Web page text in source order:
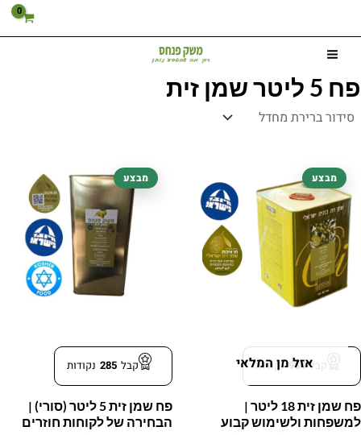
לתוכן
פח 5 ליטר שמן זית
אזל מן המלאיקבל 954 נקודות
מבצע
פח שמן זית 18 ליטר |
למשפחות ולשימוש קבוע
המקורי
היה:
1,260.00 ₪.
הנוכחי
הוא:
954.00 ₪.
קבל 285 נקודות
מבצע
פח שמן זית 5 ליטר (סורי) |
הבחירה של לקוחות חוזרים
המחיר
המקורי
350.00 ₪.
הנוכחי
הוא:
285.00 ₪.